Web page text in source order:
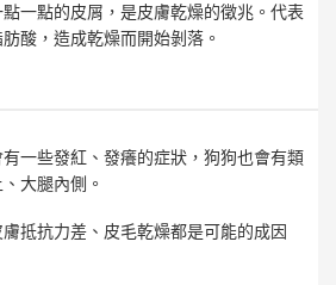
一點的皮屑，是皮膚乾燥的徵兆。代表
酸，造成乾燥而開始剝落。
一些發紅、發癢的症狀，狗狗也會有類
大腿內側。
抵抗力差、皮毛乾燥都是可能的成因